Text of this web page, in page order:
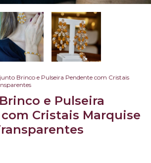
Brinco e Pulseira Pendente com Cristais
e Pulseira
Cristais Marquise